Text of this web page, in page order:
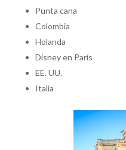
Punta cana
Colombia
Holanda
Disney en París
EE. UU.
Italia